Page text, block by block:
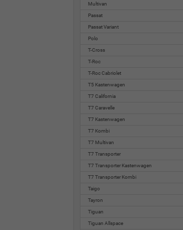
Multivan
Passat
Passat Variant
Polo
T-Cross
T-Roc
T-Roc Cabriolet
T5 Kastenwagen
T7 California
T7 Caravelle
T7 Kastenwagen
T7 Kombi
T7 Multivan
T7 Transporter
T7 Transporter Kastenwagen
T7 Transporter Kombi
Taigo
Tayron
Tiguan
Tiguan Allspace